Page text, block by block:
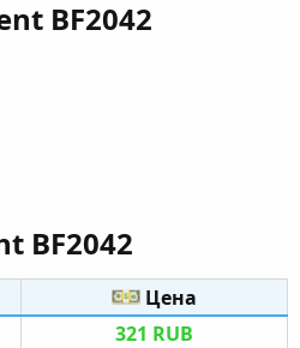
BF2042​
BF2042​
Цена​
321 RUB